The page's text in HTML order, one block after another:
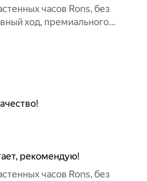
часов Rons, без
ход, премиального
рекомендую!
часов Rons, без